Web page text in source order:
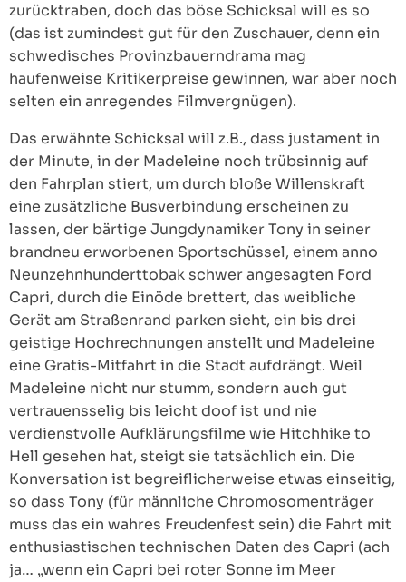
zurücktraben, doch das böse Schicksal will es so
(das ist zumindest gut für den Zuschauer, denn ein
schwedisches Provinzbauerndrama mag
haufenweise Kritikerpreise gewinnen, war aber noch
selten ein anregendes Filmvergnügen).
Das erwähnte Schicksal will z.B., dass justament in
der Minute, in der Madeleine noch trübsinnig auf
den Fahrplan stiert, um durch bloße Willenskraft
eine zusätzliche Busverbindung erscheinen zu
lassen, der bärtige Jungdynamiker Tony in seiner
brandneu erworbenen Sportschüssel, einem anno
Neunzehnhunderttobak schwer angesagten Ford
Capri, durch die Einöde brettert, das weibliche
Gerät am Straßenrand parken sieht, ein bis drei
geistige Hochrechnungen anstellt und Madeleine
eine Gratis-Mitfahrt in die Stadt aufdrängt. Weil
Madeleine nicht nur stumm, sondern auch gut
vertrauensselig bis leicht doof ist und nie
verdienstvolle Aufklärungsfilme wie Hitchhike to
Hell gesehen hat, steigt sie tatsächlich ein. Die
Konversation ist begreiflicherweise etwas einseitig,
so dass Tony (für männliche Chromosomenträger
muss das ein wahres Freudenfest sein) die Fahrt mit
enthusiastischen technischen Daten des Capri (ach
ja… „wenn ein Capri bei roter Sonne im Meer